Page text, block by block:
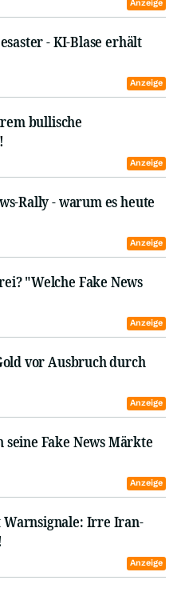
Anzeige
- KI-Blase erhält
Anzeige
bullische
Anzeige
Rally - warum es heute
Anzeige
"Welche Fake News
Anzeige
vor Ausbruch durch
Anzeige
Fake News Märkte
Anzeige
Irre Iran-
Anzeige